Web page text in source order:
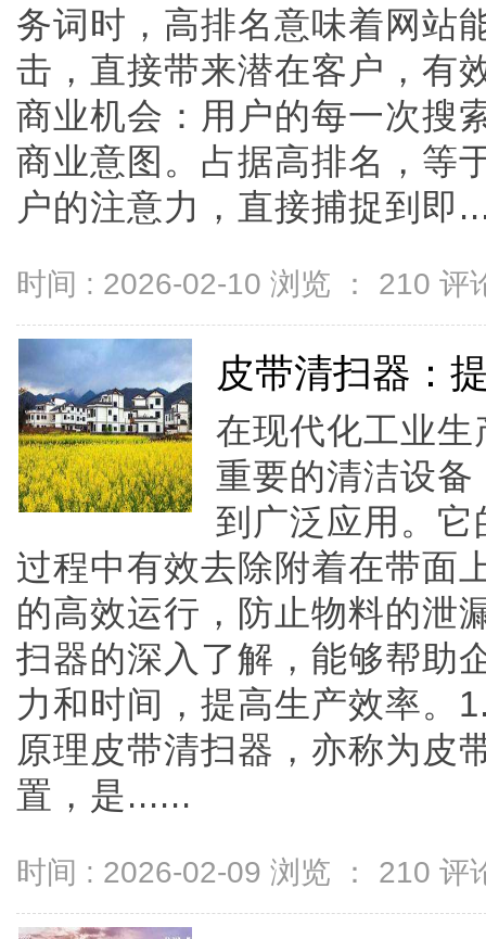
务词时，高排名意味着网站
击，直接带来潜在客户，有
商业机会：用户的每一次搜
商业意图。占据高排名，等
户的注意力，直接捕捉到即
时间 : 2026-02-10 浏览 ： 210 评
皮带清扫器：
在现代化工业
重要的清洁设
到广泛应用。
过程中有效去除附着在带面
的高效运行，防止物料的泄
扫器的深入了解，能够帮助
力和时间，提高生产效率。
原理皮带清扫器，亦称为皮
置，是......
时间 : 2026-02-09 浏览 ： 210 评